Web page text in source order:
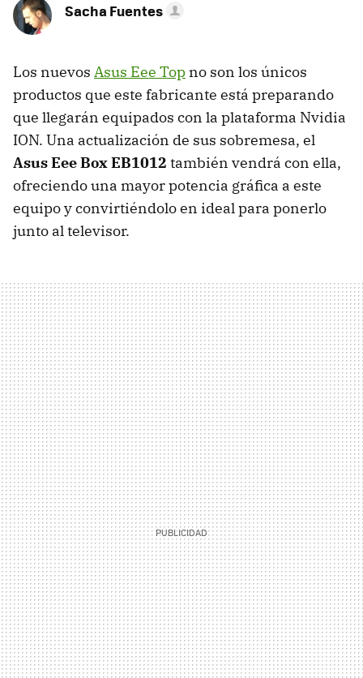
Sacha Fuentes
Los nuevos Asus Eee Top no son los únicos
productos que este fabricante está preparando
que llegarán equipados con la plataforma Nvidia
ION. Una actualización de sus sobremesa, el
Asus Eee Box EB1012 también vendrá con ella,
ofreciendo una mayor potencia gráfica a este
equipo y convirtiéndolo en ideal para ponerlo
junto al televisor.